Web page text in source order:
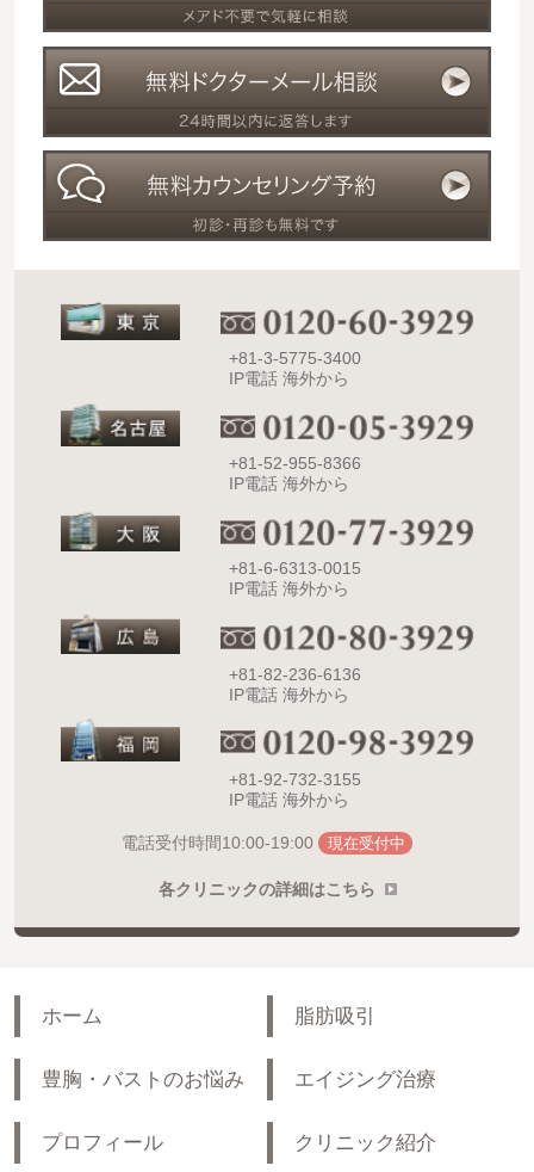
+81-3-5775-3400
IP電話 海外から
+81-52-955-8366
IP電話 海外から
+81-6-6313-0015
IP電話 海外から
+81-82-236-6136
IP電話 海外から
+81-92-732-3155
IP電話 海外から
電話受付時間10:00-19:00 現在受付中
各クリニックの詳細はこちら
ホーム 脂肪吸引
豊胸・バストのお悩み エイジング治療
プロフィール クリニック紹介